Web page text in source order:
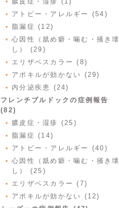
アトピー・アレルギー (54)
脂漏症 (12)
心因性（舐め癖・噛む・掻き壊
し） (29)
エリザベスカラー (8)
アポキルが効かない (29)
内分泌疾患 (24)
フレンチブルドックの症例報告
(82)
膿皮症・湿疹 (25)
脂漏症 (14)
アトピー・アレルギー (40)
心因性（舐め癖・噛む・掻き壊
し） (25)
エリザベスカラー (7)
アポキルが効かない (12)